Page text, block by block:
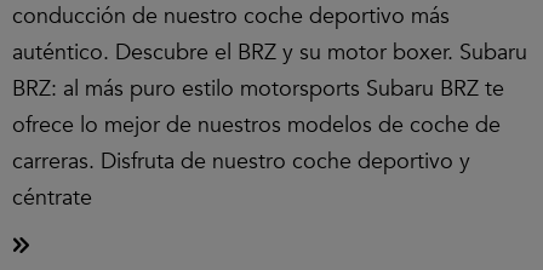
conducción de nuestro coche deportivo más
auténtico. Descubre el BRZ y su motor boxer. Subaru
BRZ: al más puro estilo motorsports Subaru BRZ te
ofrece lo mejor de nuestros modelos de coche de
carreras. Disfruta de nuestro coche deportivo y
céntrate